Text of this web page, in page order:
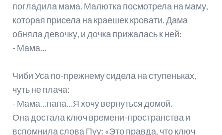
погладила мама. Малютка посмотрела на маму,
которая присела на краешек кровати. Дама
обняла девочку, и дочка прижалась к ней:
- Мама…
Чиби Уса по-прежнему сидела на ступеньках,
чуть не плача:
- Мама…папа…Я хочу вернуться домой.
Она достала ключ времени-пространства и
вспомнила слова Пуу: «Это правда, что ключ